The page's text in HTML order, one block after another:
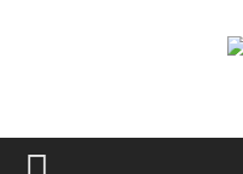
PORTADA